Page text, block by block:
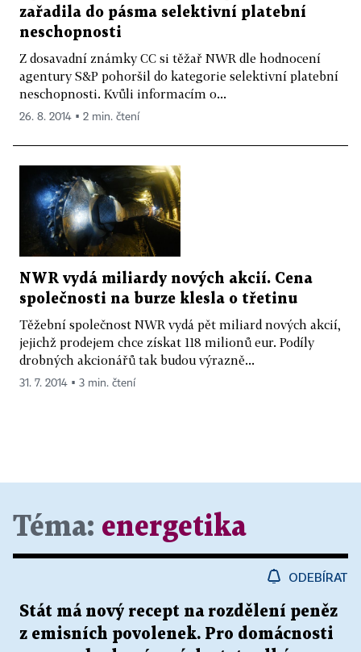
zařadila do pásma selektivní platební
neschopnosti
Z dosavadní známky CC si těžař NWR dle hodnocení
agentury S&P pohoršil do kategorie selektivní platební
neschopnosti. Kvůli informacím o...
26. 8. 2014 ▪ 2 min. čtení
NWR vydá miliardy nových akcií. Cena
společnosti na burze klesla o třetinu
Těžební společnost NWR vydá pět miliard nových akcií,
jejichž prodejem chce získat 118 milionů eur. Podíly
drobných akcionářů tak budou výrazně...
31. 7. 2014 ▪ 3 min. čtení
Téma: energetika
ODEBÍRAT
Stát má nový recept na rozdělení peněz
z emisních povolenek. Pro domácnosti